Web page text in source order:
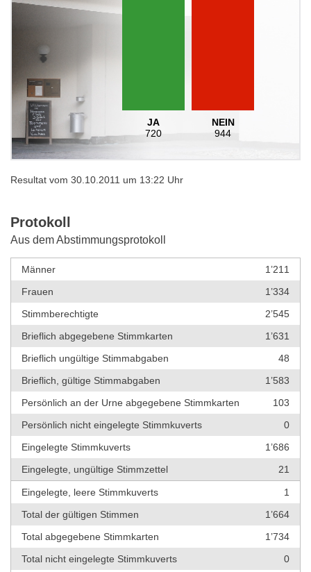
JA
720
NEIN
944
Resultat vom 30.10.2011 um 13:22 Uhr
Protokoll
Aus dem Abstimmungsprotokoll
Männer
1’211
Frauen
1’334
Stimmberechtigte
2’545
Brieflich abgegebene Stimmkarten
1’631
Brieflich ungültige Stimmabgaben
48
Brieflich, gültige Stimmabgaben
1’583
Persönlich an der Urne abgegebene Stimmkarten
103
Persönlich nicht eingelegte Stimmkuverts
0
Eingelegte Stimmkuverts
1’686
Eingelegte, ungültige Stimmzettel
21
Eingelegte, leere Stimmkuverts
1
Total der gültigen Stimmen
1’664
Total abgegebene Stimmkarten
1’734
Total nicht eingelegte Stimmkuverts
0